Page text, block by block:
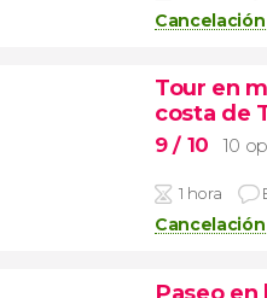
Tour en
costa de
9/ 10 10
1 hora
Paseo